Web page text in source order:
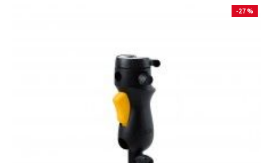
-27 %